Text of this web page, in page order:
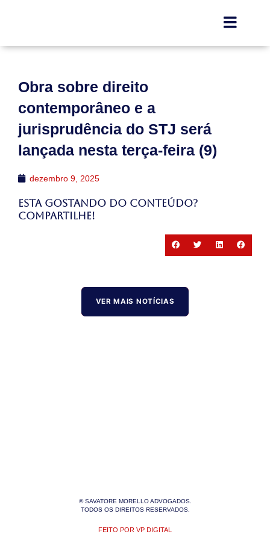
Obra sobre direito
contemporâneo e a
jurisprudência do STJ será
lançada nesta terça-feira (9)
dezembro 9, 2025
Esta gostando do conteúdo?
Compartilhe!
VER MAIS NOTÍCIAS
© SAVATORE MORELLO ADVOGADOS.
TODOS OS DIREITOS RESERVADOS.
FEITO POR VP DIGITAL